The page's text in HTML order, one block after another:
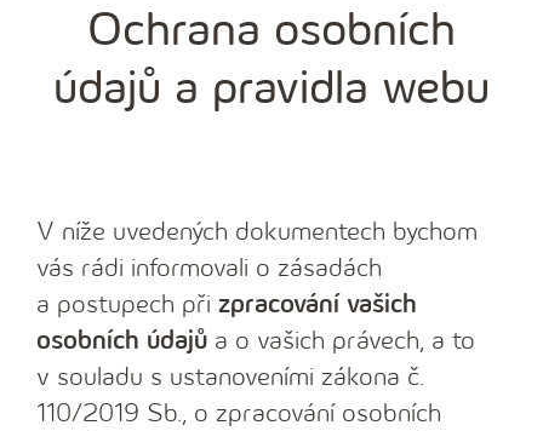
Ochrana osobních
údajů a pravidla webu
V níže uvedených dokumentech bychom
vás rádi informovali o zásadách
a postupech při zpracování vašich
osobních údajů a o vašich právech, a to
v souladu s ustanoveními zákona č.
110/2019 Sb., o zpracování osobních